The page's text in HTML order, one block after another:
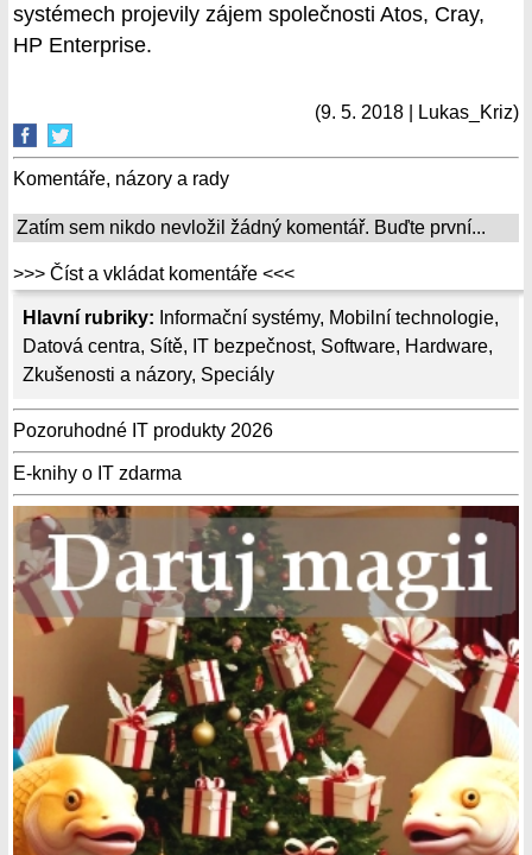
Hlavní rubriky: Informační systémy, Mobilní technologie,
Datová centra, Sítě, IT bezpečnost, Software, Hardware,
Zkušenosti a názory, Speciály
Pozoruhodné IT produkty 2026
E-knihy o IT zdarma
systémech projevily zájem společnosti Atos, Cray,
HP Enterprise.
(9. 5. 2018 | Lukas_Kriz)
Komentáře, názory a rady
Zatím sem nikdo nevložil žádný komentář. Buďte první...
>>> Číst a vkládat komentáře <<<